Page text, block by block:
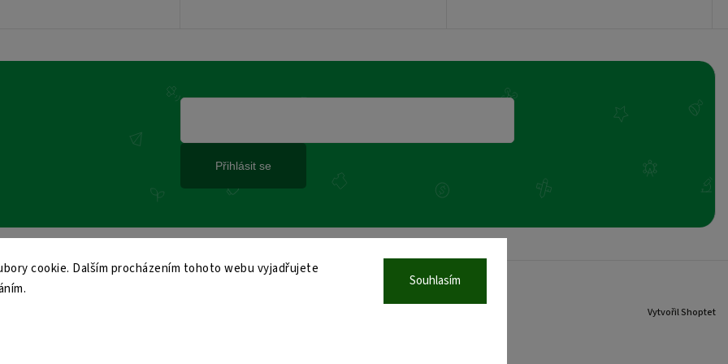
cookie. Dalším procházením tohoto webu vyjadřujete
Souhlasím
Přihlásit se
Vytvořil Shoptet